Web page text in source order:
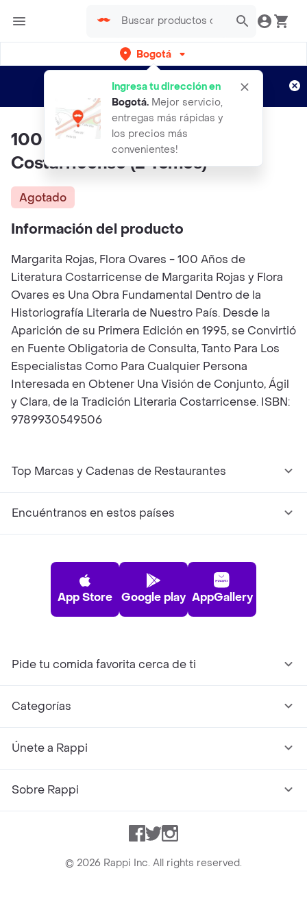
Bogotá
Ingresa tu dirección en
Bogotá. Mejor servicio,
entregas más rápidas y
los precios más
convenientes!
envíos gratis por semanas
Aplican TyC
100 Años de Literatura
Costarricense (2 Tomos)
Agotado
Información del producto
Margarita Rojas, Flora Ovares - 100 Años de
Literatura Costarricense de Margarita Rojas y Flora
Ovares es Una Obra Fundamental Dentro de la
Historiografía Literaria de Nuestro País. Desde la
Aparición de su Primera Edición en 1995, se Convirtió
en Fuente Obligatoria de Consulta, Tanto Para Los
Especialistas Como Para Cualquier Persona
Interesada en Obtener Una Visión de Conjunto, Ágil
y Clara, de la Tradición Literaria Costarricense. ISBN:
9789930549506
Top Marcas y Cadenas de Restaurantes
Encuéntranos en estos países
App Store Google play AppGallery
Pide tu comida favorita cerca de ti
Categorías
Únete a Rappi
Sobre Rappi
Facebook
TwitterInstagram
© 2026 Rappi Inc. All rights reserved.